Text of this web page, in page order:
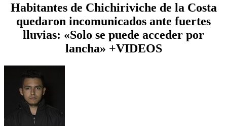
Habitantes de Chichiriviche de la Costa
quedaron incomunicados ante fuertes
lluvias: «Solo se puede acceder por
lancha» +VIDEOS